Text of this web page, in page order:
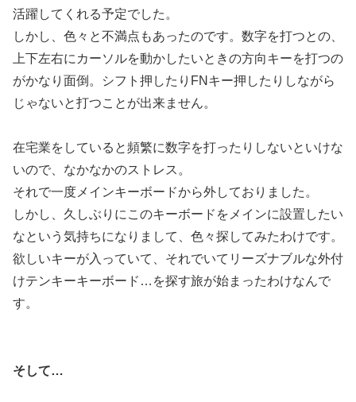
活躍してくれる予定でした。
しかし、色々と不満点もあったのです。数字を打つとの、
上下左右にカーソルを動かしたいときの方向キーを打つの
がかなり面倒。シフト押したりFNキー押したりしながら
じゃないと打つことが出来ません。
在宅業をしていると頻繁に数字を打ったりしないといけな
いので、なかなかのストレス。
それで一度メインキーボードから外しておりました。
しかし、久しぶりにこのキーボードをメインに設置したい
なという気持ちになりまして、色々探してみたわけです。
欲しいキーが入っていて、それでいてリーズナブルな外付
けテンキーキーボード…を探す旅が始まったわけなんで
す。
そして…